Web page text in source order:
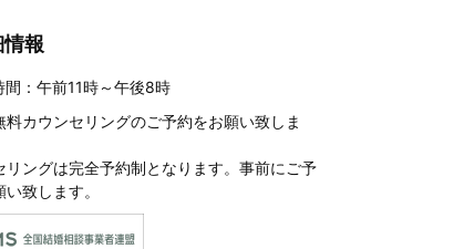
報
：午前11時～午後8時
料カウンセリングのご予約をお願い致しま
リングは完全予約制となります。事前にご予
致します。